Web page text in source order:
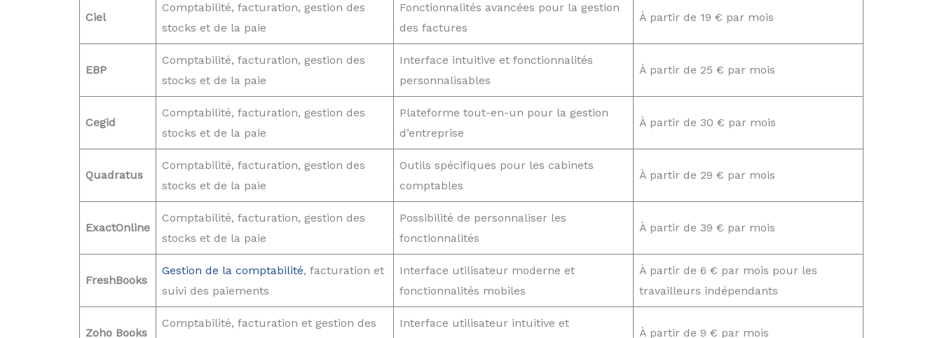
Ciel
Comptabilité, facturation, gestion des
stocks et de la paie
Fonctionnalités avancées pour la gestion
des factures
À partir de 19 € par mois
EBP
Comptabilité, facturation, gestion des
stocks et de la paie
Interface intuitive et fonctionnalités
personnalisables
À partir de 25 € par mois
Cegid
Comptabilité, facturation, gestion des
stocks et de la paie
Plateforme tout-en-un pour la gestion
d’entreprise
À partir de 30 € par mois
Quadratus
Comptabilité, facturation, gestion des
stocks et de la paie
Outils spécifiques pour les cabinets
comptables
À partir de 29 € par mois
ExactOnline
Comptabilité, facturation, gestion des
stocks et de la paie
Possibilité de personnaliser les
fonctionnalités
À partir de 39 € par mois
FreshBooks
Gestion de la comptabilité, facturation et
suivi des paiements
Interface utilisateur moderne et
fonctionnalités mobiles
À partir de 6 € par mois pour les
travailleurs indépendants
Zoho Books
Comptabilité, facturation et gestion des
Interface utilisateur intuitive et
À partir de 9 € par mois